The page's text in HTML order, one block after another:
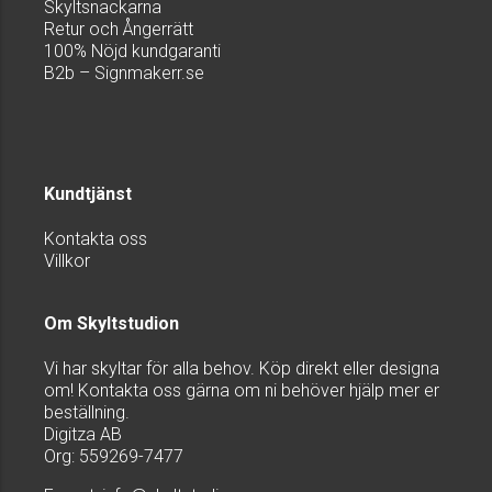
Skyltsnackarna
Retur och Ångerrätt
100% Nöjd kundgaranti
B2b – Signmakerr.se
Kundtjänst
Kontakta oss
Villkor
Om Skyltstudion
Vi har skyltar för alla behov. Köp direkt eller designa
om! Kontakta oss gärna om ni behöver hjälp mer er
beställning.
Digitza AB
Org: 559269-7477